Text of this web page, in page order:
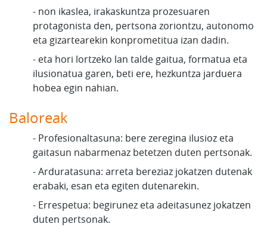
- non ikaslea, irakaskuntza prozesuaren
protagonista den, pertsona zoriontzu, autonomo
eta gizartearekin konprometitua izan dadin.
- eta hori lortzeko lan talde gaitua, formatua eta
ilusionatua garen, beti ere, hezkuntza jarduera
hobea egin nahian.
Baloreak
- Profesionaltasuna: bere zeregina ilusioz eta
gaitasun nabarmenaz betetzen duten pertsonak.
- Arduratasuna: arreta bereziaz jokatzen dutenak
erabaki, esan eta egiten dutenarekin.
- Errespetua: begirunez eta adeitasunez jokatzen
duten pertsonak.